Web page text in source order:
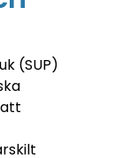
(SUP)